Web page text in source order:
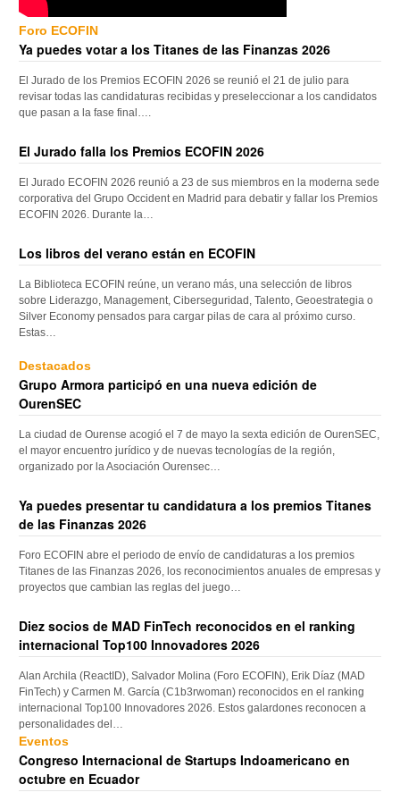
Foro ECOFIN
Ya puedes votar a los Titanes de las Finanzas 2026
El Jurado de los Premios ECOFIN 2026 se reunió el 21 de julio para
revisar todas las candidaturas recibidas y preseleccionar a los candidatos
que pasan a la fase final….
El Jurado falla los Premios ECOFIN 2026
El Jurado ECOFIN 2026 reunió a 23 de sus miembros en la moderna sede
corporativa del Grupo Occident en Madrid para debatir y fallar los Premios
ECOFIN 2026. Durante la…
Los libros del verano están en ECOFIN
La Biblioteca ECOFIN reúne, un verano más, una selección de libros
sobre Liderazgo, Management, Ciberseguridad, Talento, Geoestrategia o
Silver Economy pensados para cargar pilas de cara al próximo curso.
Estas…
Destacados
Grupo Armora participó en una nueva edición de
OurenSEC
La ciudad de Ourense acogió el 7 de mayo la sexta edición de OurenSEC,
el mayor encuentro jurídico y de nuevas tecnologías de la región,
organizado por la Asociación Ourensec…
Ya puedes presentar tu candidatura a los premios Titanes
de las Finanzas 2026
Foro ECOFIN abre el periodo de envío de candidaturas a los premios
Titanes de las Finanzas 2026, los reconocimientos anuales de empresas y
proyectos que cambian las reglas del juego…
Diez socios de MAD FinTech reconocidos en el ranking
internacional Top100 Innovadores 2026
Alan Archila (ReactID), Salvador Molina (Foro ECOFIN), Erik Díaz (MAD
FinTech) y Carmen M. García (C1b3rwoman) reconocidos en el ranking
internacional Top100 Innovadores 2026. Estos galardones reconocen a
personalidades del…
Eventos
Congreso Internacional de Startups Indoamericano en
octubre en Ecuador